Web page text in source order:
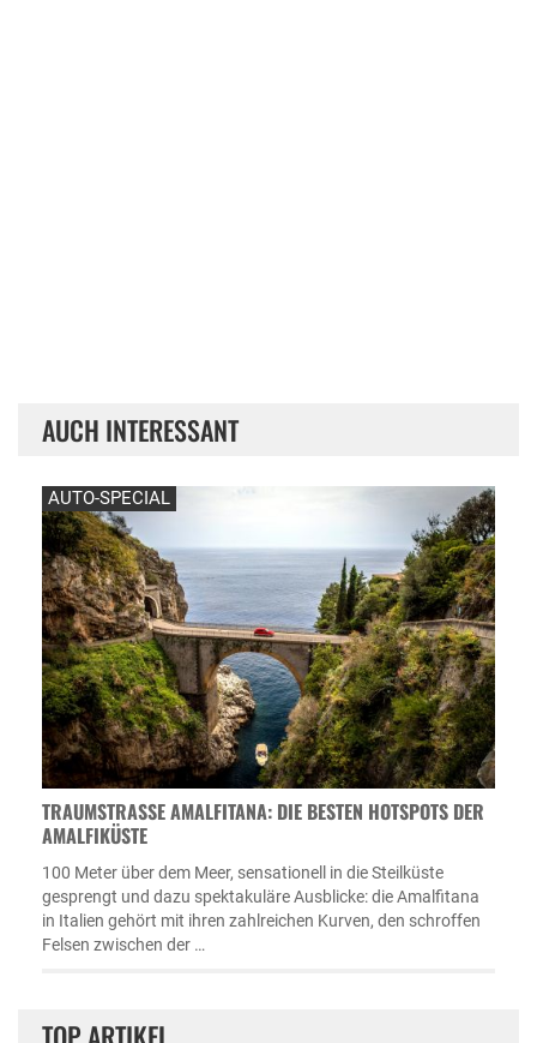
AUCH INTERESSANT
AUTO-SPECIAL
TRAUMSTRASSE AMALFITANA: DIE BESTEN HOTSPOTS DER A
MALFIKÜSTE
100 Meter über dem Meer, sensationell in die Steilküste
gesprengt und dazu spektakuläre Ausblicke: die Amalfitana
in Italien gehört mit ihren zahlreichen Kurven, den schroffen
Felsen zwischen der …